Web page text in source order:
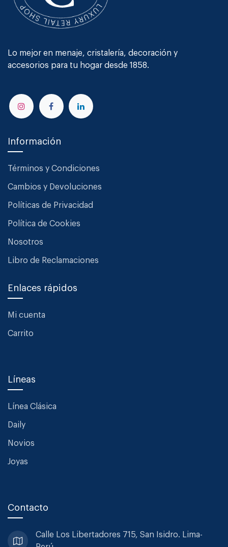
Lo mejor en menaje, cristalería, decoración y
accesorios para tu hogar desde 1858.
Información
Términos y Condiciones
Cambios y Devoluciones
Políticas de Privacidad
Política de Cookies
Nosotros
Libro de Reclamaciones
Enlaces rápidos
Mi cuenta
Carrito
Líneas
Línea Clásica
Daily
Novios
Joyas
Contacto
Calle Los Libertadores 715, San Isidro. Lima-